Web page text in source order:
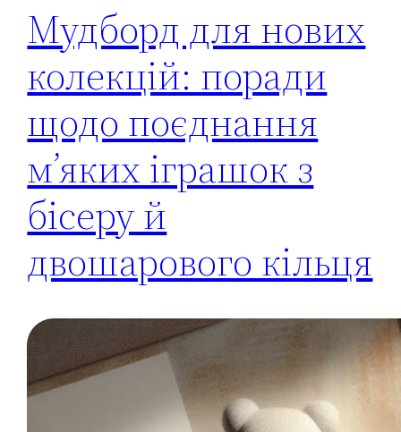
Мудборд для нових
колекцій: поради
щодо поєднання
м’яких іграшок з
бісеру й
двошарового кільця